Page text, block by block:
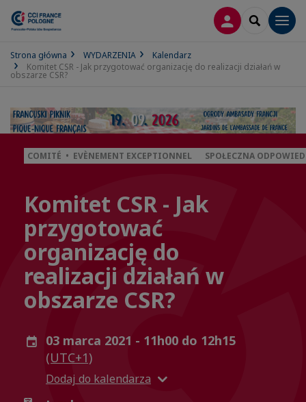
LOGOWANIE
SEARCH
Strona główna WYDARZENIA
Kalendarz
Komitet CSR - Jak przygotować organizację do realizacji działań w
obszarze CSR?
COMITÉ • EVÈNEMENT EXCEPTIONNEL SPOŁECZNA
Komitet CSR - Jak
przygotować
organizację do
realizacji działań w
obszarze CSR?
03 marca 2021 - 11h00 do 12h15
(UTC+1)
Dodaj do kalendarza